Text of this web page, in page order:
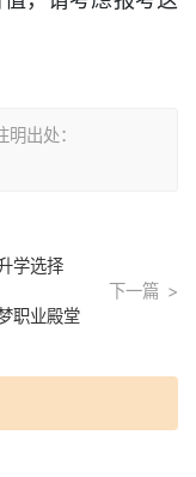
出处：
学选择
下一篇
职业殿堂